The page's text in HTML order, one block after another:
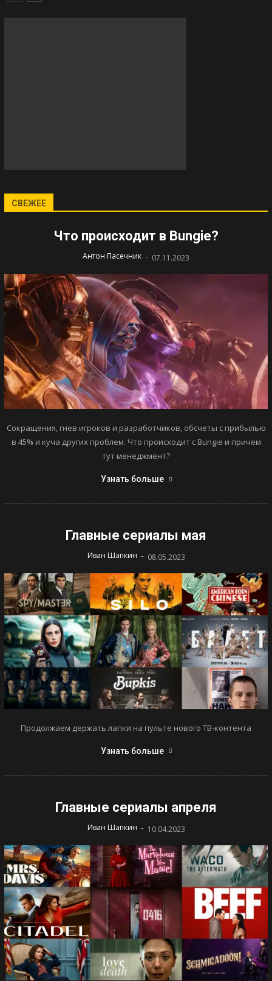
СВЕЖЕЕ
Что происходит в Bungie?
Антон Пасечник - 07.11.2023
Сокращения, гнев игроков и разработчиков, обсчеты с прибылью
в 45% и куча других проблем. Что происходит с Bungie и причем
тут менеджмент?
Узнать больше
Главные сериалы мая
Иван Шапкин - 08.05.2023
Продолжаем держать лапки на пульте нового ТВ-контента
Узнать больше
Главные сериалы апреля
Иван Шапкин - 10.04.2023